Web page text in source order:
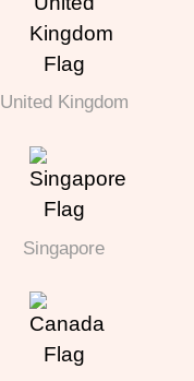
United Kingdom
Singapore